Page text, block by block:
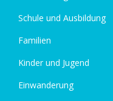
Schule und Ausbildung
Familien
Kinder und Jugend
Einwanderung